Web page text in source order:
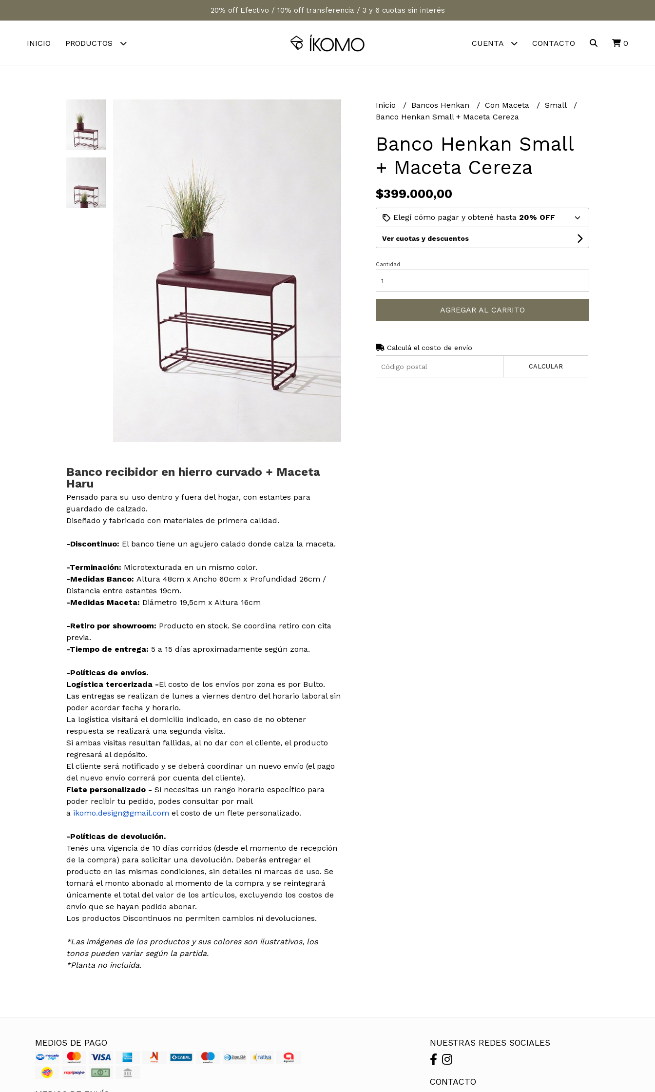
20% off Efectivo / 10% off transferencia / 3 y 6 cuotas sin interés
INICIO PRODUCTOS CUENTA CONTACTO 0
Banco recibidor en hierro curvado + Maceta
Haru
Pensado para su uso dentro y fuera del hogar, con estantes para
guardado de calzado.
Diseñado y fabricado con materiales de primera calidad.
-Discontinuo: El banco tiene un agujero calado donde calza la maceta.
-Terminación: Microtexturada en un mismo color.
-Medidas Banco: Altura 48cm x Ancho 60cm x Profundidad 26cm /
Distancia entre estantes 19cm.
-Medidas Maceta: Diámetro 19,5cm x Altura 16cm
-Retiro por showroom: Producto en stock. Se coordina retiro con cita
previa.
-Tiempo de entrega: 5 a 15 días aproximadamente según zona.
-Políticas de envíos.
Logística tercerizada -El costo de los envíos por zona es por Bulto.
Las entregas se realizan de lunes a viernes dentro del horario laboral sin
poder acordar fecha y horario.
La logística visitará el domicilio indicado, en caso de no obtener
respuesta se realizará una segunda visita.
Si ambas visitas resultan fallidas, al no dar con el cliente, el producto
regresará al depósito.
El cliente será notificado y se deberá coordinar un nuevo envío (el pago
del nuevo envío correrá por cuenta del cliente).
Flete personalizado - Si necesitas un rango horario específico para
poder recibir tu pedido, podes consultar por mail
a ikomo.design@gmail.com el costo de un flete personalizado.
-Políticas de devolución.
Tenés una vigencia de 10 días corridos (desde el momento de recepción
de la compra) para solicitar una devolución. Deberás entregar el
producto en las mismas condiciones, sin detalles ni marcas de uso. Se
tomará el monto abonado al momento de la compra y se reintegrará
únicamente el total del valor de los artículos, excluyendo los costos de
envío que se hayan podido abonar.
Los productos Discontinuos no permiten cambios ni devoluciones.
*Las imágenes de los productos y sus colores son ilustrativos, los
tonos pueden variar según la partida.
*Planta no incluida.
Inicio Bancos Henkan Con Maceta
Small
Banco Henkan Small + Maceta Cereza
Banco Henkan Small
+ Maceta Cereza
$399.000,00
Elegí cómo pagar y obtené hasta 20% OFF
Ver cuotas y descuentos
Cantidad
AGREGAR AL CARRITO
Calculá el costo de envío
CALCULAR
MEDIOS DE PAGO NUESTRAS REDES SOCIALES
CONTACTO